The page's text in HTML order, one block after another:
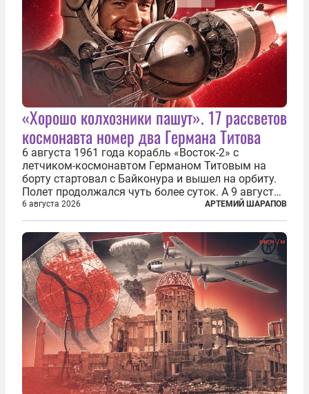
«Хорошо колхозники пашут». 17 рассветов
космонавта номер два Германа Титова
6 августа 1961 года корабль «Восток-2» с
летчиком-космонавтом Германом Титовым на
борту стартовал с Байконура и вышел на орбиту.
Полет продолжался чуть более суток. А 9 августа
второй человек в космосе получил звезду Героя
Советского Союза и орден Ленина. Миссия Титова
зачастую находится несколько...
6 августа 2026 АРТЕМИЙ ШАРАПОВ